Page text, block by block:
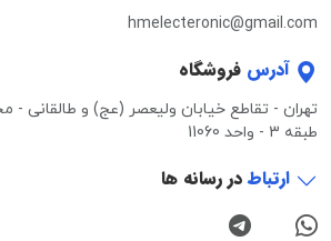
hmelecteronic@gmail.com
آدرس فروشگاه
تهران - تقاطع خیابان ولیعصر (عج) و طالقانی -
طبقه 3 - واحد 11060
ارتباطدر رسانه ها